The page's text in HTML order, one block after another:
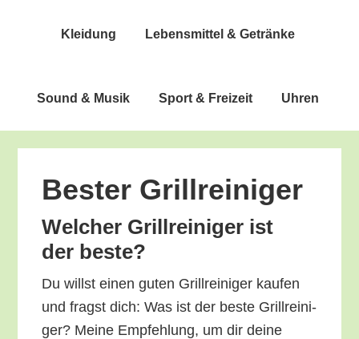
Klei­dung Lebens­mit­tel & Getränke
Sound & Musik Sport & Freizeit Uhren
Bes­ter Grillreiniger
Wel­cher Grill­rei­ni­ger ist
der beste?
Du willst einen guten Grill­rei­ni­ger kau­fen
und fragst dich: Was ist der bes­te Grill­rei­ni­
ger? Mei­ne Emp­feh­lung, um dir dei­ne